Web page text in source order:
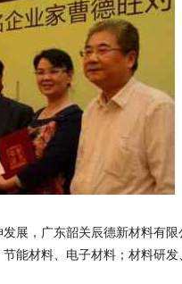
展，广东韶关辰德新材料有
能材料、电子材料；材料研